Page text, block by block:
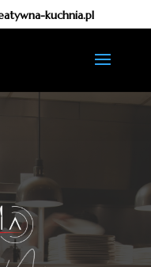
kuchnia.pl